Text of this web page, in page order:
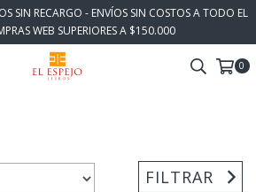
SIN RECARGO - ENVÍOS SIN COSTOS A TODO EL
WEB SUPERIORES A $150.000
0
FILTRAR